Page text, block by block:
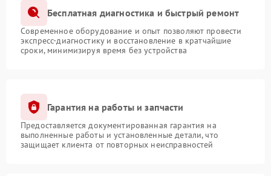
Бесплатная диагностика и быстрый ремонт
Современное оборудование и опыт позволяют провести
экспресс-диагностику и восстановление в кратчайшие
сроки, минимизируя время без устройства
Гарантия на работы и запчасти
Предоставляется документированная гарантия на
выполненные работы и установленные детали, что
защищает клиента от повторных неисправностей